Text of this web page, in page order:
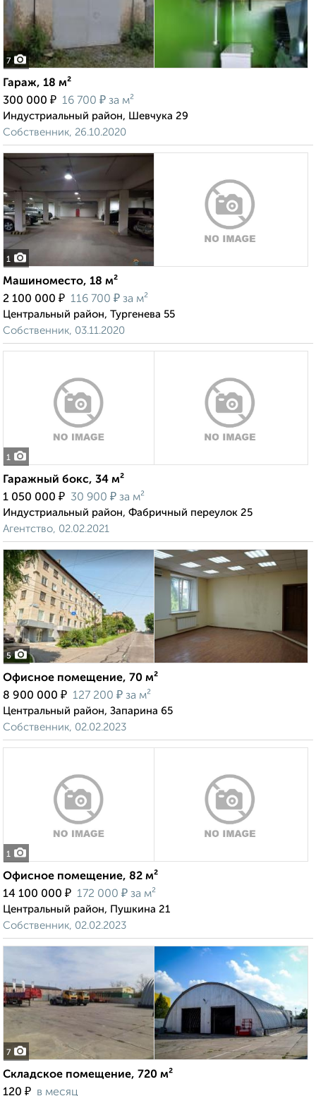
7
Гараж, 18 м²
300 000 ₽ 16 700 ₽ за м²
Индустриальный район, Шевчука 29
Собственник, 26.10.2020
1
Машиноместо, 18 м²
2 100 000 ₽ 116 700 ₽ за м²
Центральный район, Тургенева 55
Собственник, 03.11.2020
1
Гаражный бокс, 34 м²
1 050 000 ₽ 30 900 ₽ за м²
Индустриальный район, Фабричный переулок 25
Агентство, 02.02.2021
5
Офисное помещение, 70 м²
8 900 000 ₽ 127 200 ₽ за м²
Центральный район, Запарина 65
Собственник, 02.02.2023
1
Офисное помещение, 82 м²
14 100 000 ₽ 172 000 ₽ за м²
Центральный район, Пушкина 21
Собственник, 02.02.2023
7
Складское помещение, 720 м²
120 ₽ в месяц